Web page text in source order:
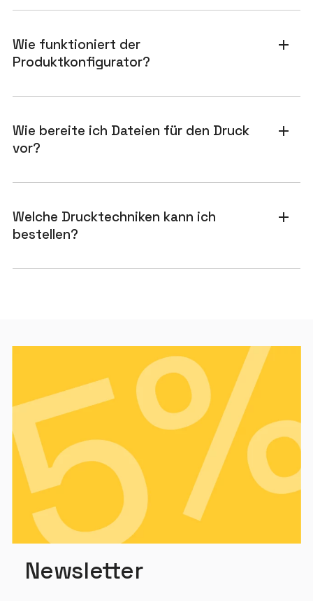
Wie funktioniert der
Produktkonfigurator?
add
Wie bereite ich Dateien für den Druck
vor?
add
Welche Drucktechniken kann ich
bestellen?
add
Newsletter